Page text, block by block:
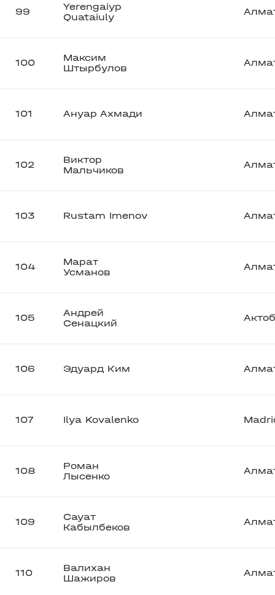
99
Yerengaiyp
Quataiuly
100
Максим
Штырбулов
101 Ануар Ахмади
102
Виктор
Мальчиков
103 Rustam Imenov
104
Марат
Усманов
105
Андрей
Сенацкий
106 Эдуард Ким
107 Ilya Kovalenko
108
Роман
Лысенко
109
Сауат
Кабылбеков
110
Валихан
Шажиров